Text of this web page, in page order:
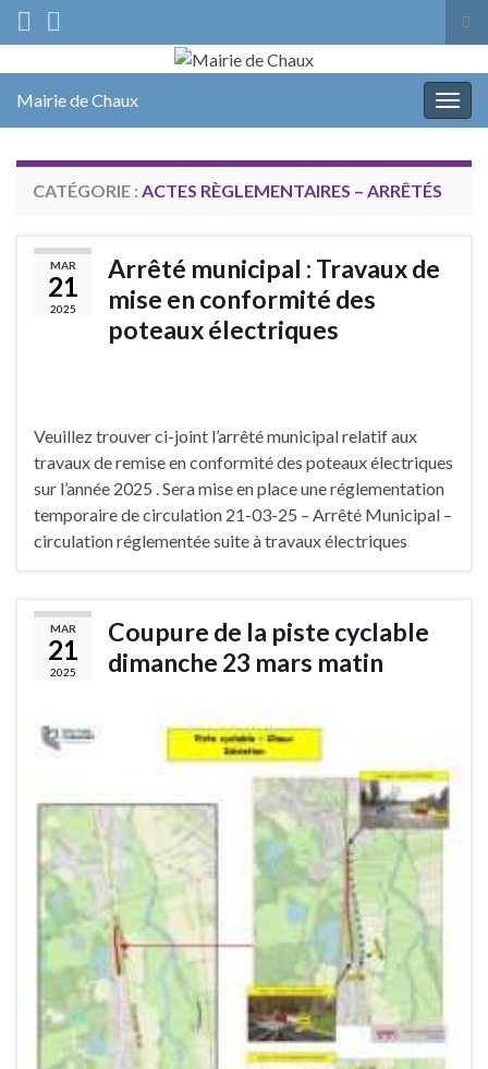
Search for:
Mairie de Chaux
CATÉGORIE : ACTES RÈGLEMENTAIRES – ARRÊTÉS
MAR
21
2025
Arrêté municipal : Travaux de
mise en conformité des
poteaux électriques
Veuillez trouver ci-joint l’arrêté municipal relatif aux
travaux de remise en conformité des poteaux électriques
sur l’année 2025 . Sera mise en place une réglementation
temporaire de circulation 21-03-25 – Arrêté Municipal –
circulation réglementée suite à travaux électriques
MAR
21
2025
Coupure de la piste cyclable
dimanche 23 mars matin